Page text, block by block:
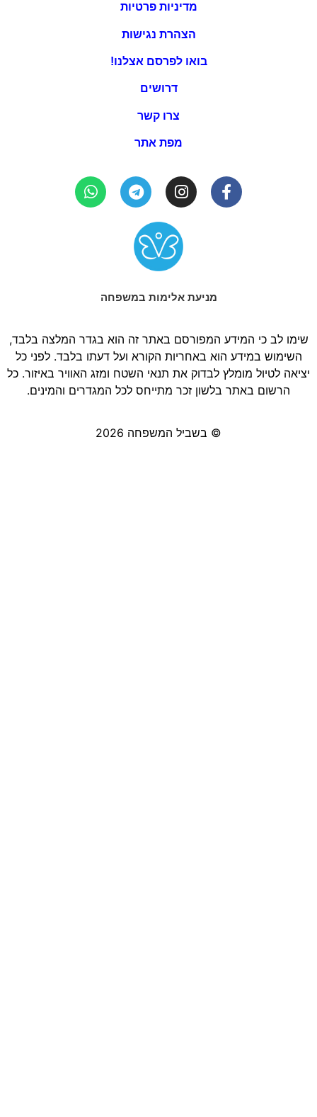
מדיניות פרטיות
הצהרת נגישות
בואו לפרסם אצלנו!
דרושים
צרו קשר
מפת אתר
מניעת אלימות במשפחה
שימו לב כי המידע המפורסם באתר זה הוא בגדר המלצה בלבד,
השימוש במידע הוא באחריות הקורא ועל דעתו בלבד. לפני כל
יציאה לטיול מומלץ לבדוק את תנאי השטח ומזג האוויר באיזור. כל
הרשום באתר בלשון זכר מתייחס לכל המגדרים והמינים.
© בשביל המשפחה 2026